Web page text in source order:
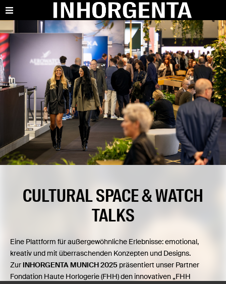
CULTURAL SPACE & WATCH
TALKS
Eine Plattform für außergewöhnliche Erlebnisse: emotional,
kreativ und mit überraschenden Konzepten und Designs.
Zur
INHORGENTA MUNICH 2025 präsentiert unser Partner
Fondation Haute Horlogerie (FHH) den innovativen „FHH